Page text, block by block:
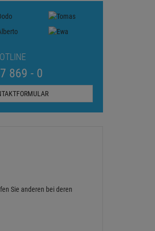
869 - 0
Sie anderen bei deren